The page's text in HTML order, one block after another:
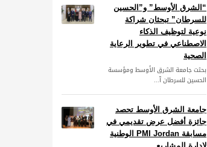
“الشرق الأوسط” و”الحسين
للسرطان” تبحثان شراكة
نوعية لتوظيف الذكاء
الاصطناعي في تطوير الرعاية
الصحية
بحثت جامعة الشرق الأوسط ومؤسسة
الحسين للسرطان آ...
جامعة الشرق الأوسط تحصد
جائزة أفضل عرض تقديمي في
مسابقة PMI Jordan الوطنية